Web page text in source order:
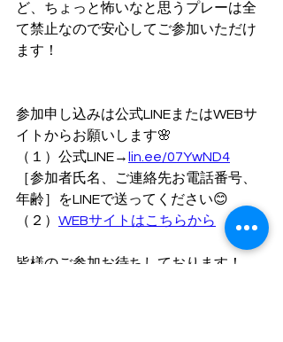
ど、ちょっと怖いなと思うプレーは全
て禁止なので安心してご参加いただけ
ます！
参加申し込みは公式LINEまたはWEBサ
イトからお願いします🌸
（１）公式LINE→ lin.ee/07YwND4
［参加者氏名、ご連絡先お電話番号、
年齢］をLINEで送ってください😊
（２） WEBサイトはこちらから
皆様のご参加お待ちしております！